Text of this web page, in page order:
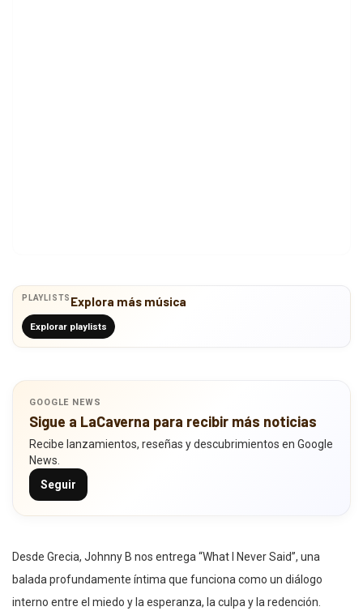
PLAYLISTS Explora más música
Explorar playlists
GOOGLE NEWS
Sigue a LaCaverna para recibir más noticias
Recibe lanzamientos, reseñas y descubrimientos en Google
News.
Seguir
Desde Grecia, Johnny B nos entrega “What I Never Said”, una
balada profundamente íntima que funciona como un diálogo
interno entre el miedo y la esperanza, la culpa y la redención.